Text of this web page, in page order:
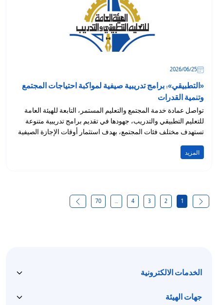
25‏/06‏/2026
«التطبيقي»: برامج تدريبية صيفية لمواكبة احتياجات المجتمع
وتنمية القدرات
تواصل عمادة خدمة المجتمع والتعليم المستمر، التابعة للهيئة العامة
للتعليم التطبيقي والتدريب، جهودها في تقديم برامج تدريبية متنوعة
تستهدف مختلف فئات المجتمع، بهدف استثمار أوقات الإجازة الصيفية
المزيد
1
2
3
4
...
70
الخدمات الالكترونية
جهات الهيئة